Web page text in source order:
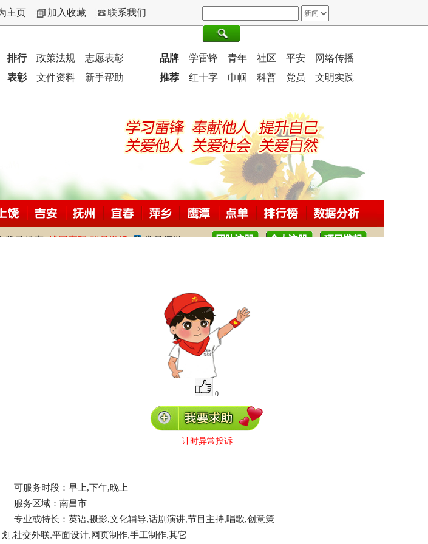
0
计时异常投诉
可服务时段：早上,下午,晚上
服务区域：南昌市
专业或特长：英语,摄影,文化辅导,话剧演讲,节目主持,唱歌,创意策
划,社交外联,平面设计,网页制作,手工制作,其它